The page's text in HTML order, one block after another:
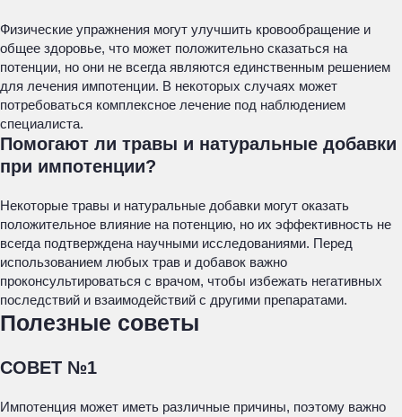
Физические упражнения могут улучшить кровообращение и
общее здоровье, что может положительно сказаться на
потенции, но они не всегда являются единственным решением
для лечения импотенции. В некоторых случаях может
потребоваться комплексное лечение под наблюдением
специалиста.
Помогают ли травы и натуральные добавки
при импотенции?
Некоторые травы и натуральные добавки могут оказать
положительное влияние на потенцию, но их эффективность не
всегда подтверждена научными исследованиями. Перед
использованием любых трав и добавок важно
проконсультироваться с врачом, чтобы избежать негативных
последствий и взаимодействий с другими препаратами.
Полезные советы
СОВЕТ №1
Импотенция может иметь различные причины, поэтому важно